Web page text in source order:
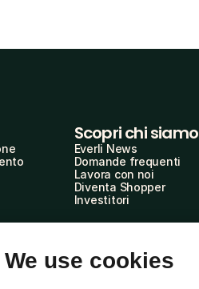
Scopri chi siamo
Everli News
Domande frequenti
Lavora con noi
Diventa Shopper
Investitori
We use cookies